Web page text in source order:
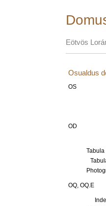
Eötvös
Osualdus
OS
OD
OQ, OQ.E